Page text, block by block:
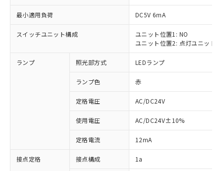
最小適用負荷 DC5V 6mA
スイッチユニット構成
ユニット位置1: NO
ユニット位置2: 点灯ユニット
ランプ 照光部方式 LEDランプ
ランプ色 赤
定格電圧 AC/DC24V
使用電圧 AC/DC24V±10%
定格電流 12mA
接点定格 接点構成 1a
※1 対応状況
対応済み：EU RoHS指令（10物質）の
非含有に対応した製品が提供可能な商品で